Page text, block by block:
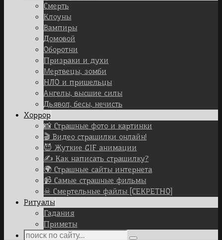
Смерть
Клоуны
Вампиры
Домовой
Оборотни
Призраки и духи
Мертвецы, зомби
НЛО и пришельцы
Ангелы, высшие силы
Дьявол, бесы, нечисть
Хоррор
📸 Страшные фото и картинки
🎬 Видео страшилки онлайн!
😈 Жуткие GIF анимации
✍ Как написать страшилку?
🌍 Страшные сайты интернета
📹 Самые страшные фильмы
☠ Смертельные файлы [СЕКРЕТНО]
Ритуалы
Гадания
Приметы
Search